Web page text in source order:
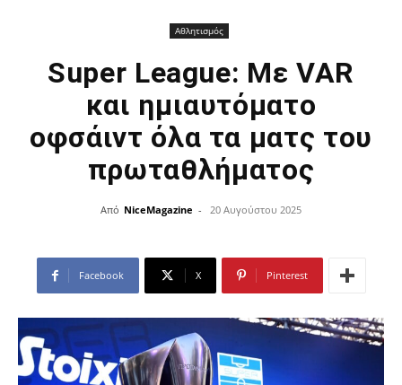
Αθλητισμός
Super League: Mε VAR
και ημιαυτόματο
οφσάιντ όλα τα ματς του
πρωταθλήματος
Από NiceMagazine - 20 Αυγούστου 2025
Facebook X Pinterest